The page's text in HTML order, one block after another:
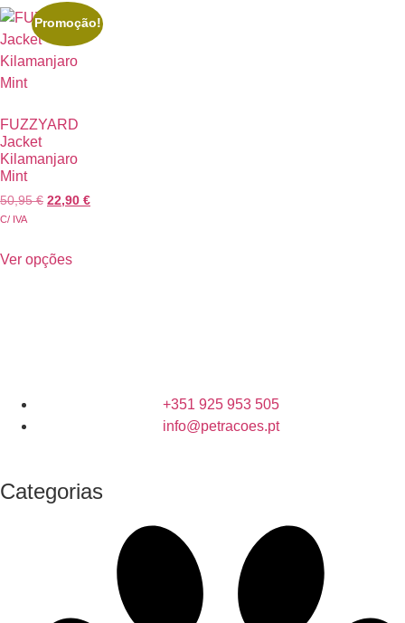
Promoção!
FUZZYARD
Jacket
Kilamanjaro
Mint
50,95€ 22,90 €
C/ IVA
Ver opções
+351 925 953 505
info@petracoes.pt
Categorias